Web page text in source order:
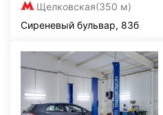
Щелковская(350 м)
Сиреневый бульвар, 83б